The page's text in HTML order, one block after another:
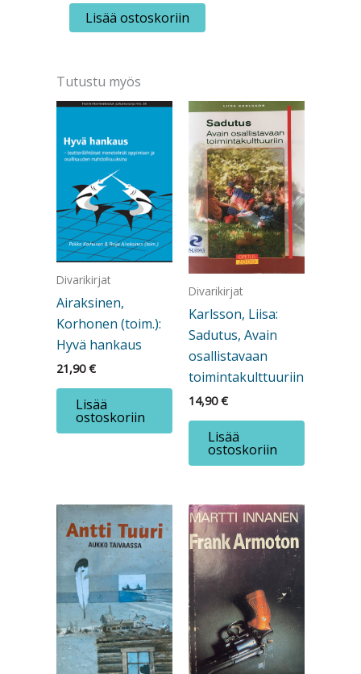
Armstrong,
Karen:
historia
määrä
Lisää ostoskoriin
Tutustu myös
Divarikirjat
Airaksinen,
Korhonen (toim.):
Hyvä hankaus
21,90€
Lisää
ostoskoriin
Divarikirjat
Karlsson, Liisa:
Sadutus, Avain
osallistavaan
toimintakulttuuriin
14,90€
Lisää
ostoskoriin